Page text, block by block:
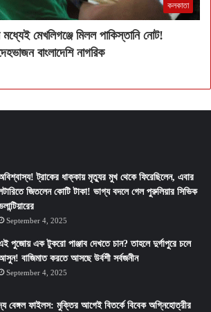
কলকাতা
মেখলিগঞ্জে মিলল পাকিস্তানি নোট!
বাংলাদেশি নাগরিক
ট্রাকের ধাক্কায় মৃত্যুর মুখ থেকে ফিরেছিলেন, এবার
জিতলেন কোটি টাকা! ভাগ্য বদলে গেল পুরুলিয়ার সিভিক
September 4, 2025
পুজোয় এক টুকরো পাঞ্জাব দেখতে চান? তাহলে দুর্গাপুরে চলে
বাজিমাত করতে আসছে উর্বশী সর্বজনীন
September 4, 2025
বেঙ্গল ফাইলস: মুক্তির আগেই বিতর্কে বিবেক অগ্নিহোত্রীর